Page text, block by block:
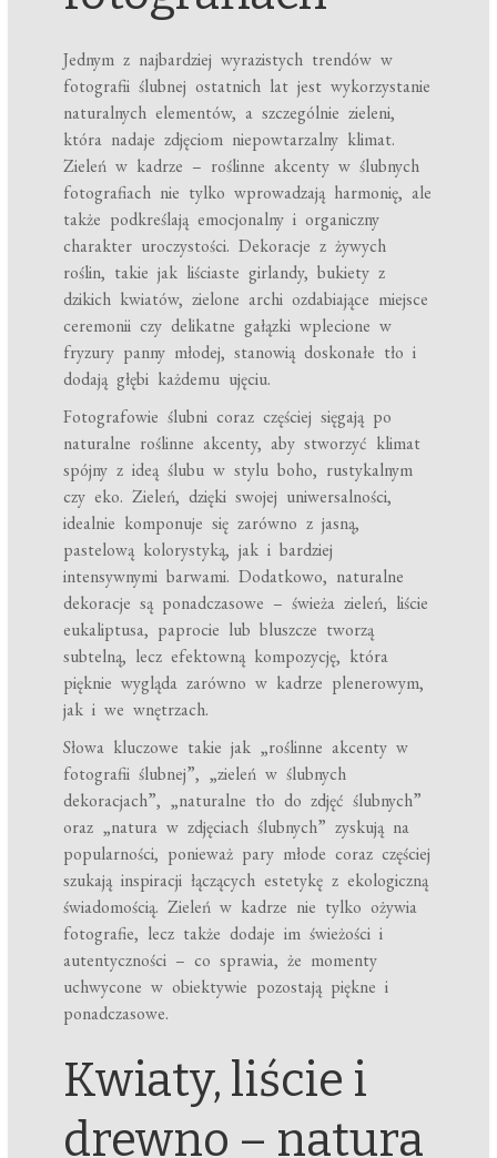
Jednym z najbardziej wyrazistych trendów w
fotografii ślubnej ostatnich lat jest wykorzystanie
naturalnych elementów, a szczególnie zieleni,
która nadaje zdjęciom niepowtarzalny klimat.
Zieleń w kadrze – roślinne akcenty w ślubnych
fotografiach nie tylko wprowadzają harmonię, ale
także podkreślają emocjonalny i organiczny
charakter uroczystości. Dekoracje z żywych
roślin, takie jak liściaste girlandy, bukiety z
dzikich kwiatów, zielone archi ozdabiające miejsce
ceremonii czy delikatne gałązki wplecione w
fryzury panny młodej, stanowią doskonałe tło i
dodają głębi każdemu ujęciu.
Fotografowie ślubni coraz częściej sięgają po
naturalne roślinne akcenty, aby stworzyć klimat
spójny z ideą ślubu w stylu boho, rustykalnym
czy eko. Zieleń, dzięki swojej uniwersalności,
idealnie komponuje się zarówno z jasną,
pastelową kolorystyką, jak i bardziej
intensywnymi barwami. Dodatkowo, naturalne
dekoracje są ponadczasowe – świeża zieleń, liście
eukaliptusa, paprocie lub bluszcze tworzą
subtelną, lecz efektowną kompozycję, która
pięknie wygląda zarówno w kadrze plenerowym,
jak i we wnętrzach.
Słowa kluczowe takie jak „roślinne akcenty w
fotografii ślubnej”, „zieleń w ślubnych
dekoracjach”, „naturalne tło do zdjęć ślubnych”
oraz „natura w zdjęciach ślubnych” zyskują na
popularności, ponieważ pary młode coraz częściej
szukają inspiracji łączących estetykę z ekologiczną
świadomością. Zieleń w kadrze nie tylko ożywia
fotografie, lecz także dodaje im świeżości i
autentyczności – co sprawia, że momenty
uchwycone w obiektywie pozostają piękne i
ponadczasowe.
Kwiaty, liście i
drewno – natura